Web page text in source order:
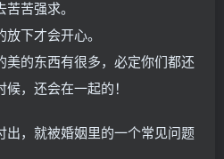
苦强求。
下才会开心。
美的东西有很多，必定你们都还
，还会在一起的！
出，就被婚姻里的一个常见问题